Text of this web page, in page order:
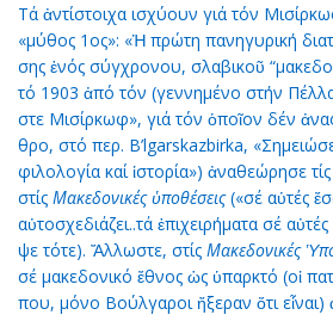
Τά ἀν­τί­στοι­χα ι­σχύ­ουν γιά τόν
«μύ­θος 1ος»: «Ἡ πρώ­τη πα­νη­γυ­ρι­κή
σης ἑ­νός σύγ­χρο­νου, σλα­βι­κοῦ
τό 1903 ἀ­πό τόν (γεν­νη­μέ­νο στήν
στε Μι­σίρ­κωφ», γιά τόν ὁ­ποῖ­ον δέν
θρο, στό περ. B’lgarskazbirka,
φι­λο­λο­γί­α καί ἱ­στο­ρί­α») ἀ­να­θε­ώ­ρη­σε
στίς Μα­κε­δο­νι­κέςὑ­πο­θέ­σεις(«σέ αὐ­τές
αὐ­το­σχε­διά­ζει..τά ἐ­πι­χει­ρή­μα­τα σέ
ψε τό­τε). Ἄλ­λω­στε, στίς Μα­κε­δο­νι­κές Ὑ
σέ μα­κε­δο­νι­κό ἔ­θνος ὡς ὑ­παρ­κτό (οἱ
που, μό­νο Βούλ­γα­ροι ἤ­ξε­ραν ὅ­τι